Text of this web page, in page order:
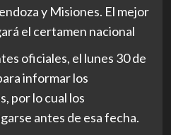
y Misiones. El mejor
el certamen nacional
oficiales, el lunes 30 de
informar los
por lo cual los
antes de esa fecha.